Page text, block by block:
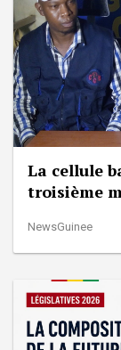
La cellule
troisième
NewsGuinee